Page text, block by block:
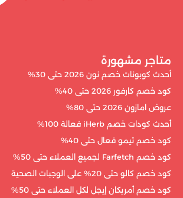
متاجر مشهورة
أحدث كوبونات خصم نون 2026 حتى 30%
كود خصم كارفور 2026 حتى 40%
عروض امازون 2026 حتى 80%
أحدث كودات خصم iHerb فعالة 100%
كود خصم تيمو فعال حتى 40%
كود خصم Farfetch لجميع العملاء حتى 50%
كود خصم كالو حتى 20% على الوجبات الصحية
كود خصم أمريكان إيجل لكل العملاء حتى 50%